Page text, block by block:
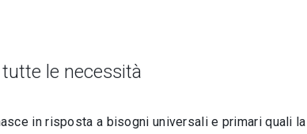
tutte le necessità
in risposta a bisogni universali e primari quali la